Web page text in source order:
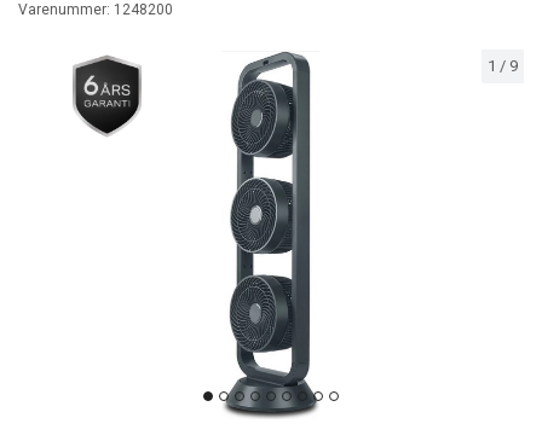
1 / 9
Varenummer: 1248200